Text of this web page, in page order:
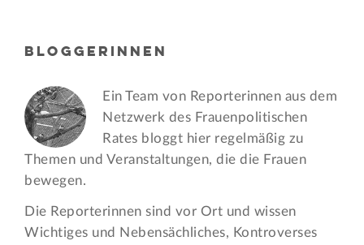
BLOGGERINNEN
Ein Team von Reporterinnen aus dem
Netzwerk des Frauen­politischen
Rates bloggt hier regelmäßig zu
Themen und Veran­staltungen, die die Frauen
bewegen.
Die Reporterinnen sind vor Ort und wissen
Wichtiges und Nebensächliches, Kontroverses